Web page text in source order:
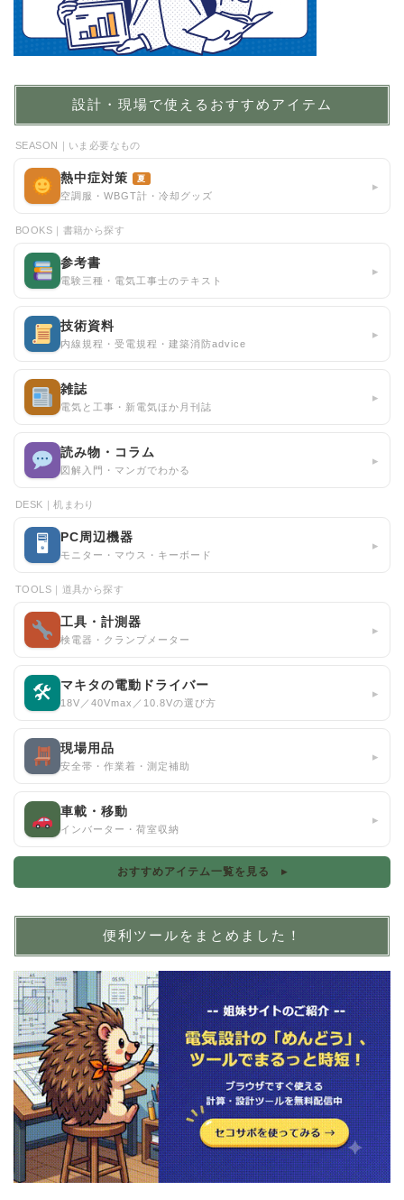
設計・現場で使えるおすすめアイテム
SEASON｜いま必要なもの
熱中症対策 夏
空調服・WBGT計・冷却グッズ
▸
BOOKS｜書籍から探す
参考書
電験三種・電気工事士のテキスト
▸
技術資料
内線規程・受電規程・建築消防advice
▸
雑誌
電気と工事・新電気ほか月刊誌
▸
読み物・コラム
図解入門・マンガでわかる
▸
DESK｜机まわり
🖥 PC周辺機器
モニター・マウス・キーボード
▸
TOOLS｜道具から探す
工具・計測器
検電器・クランプメーター
▸
🛠 マキタの電動ドライバー
18V／40Vmax／10.8Vの選び方
▸
現場用品
安全帯・作業着・測定補助
▸
車載・移動
インバーター・荷室収納
▸
おすすめアイテム一覧を見る ▸
便利ツールをまとめました！